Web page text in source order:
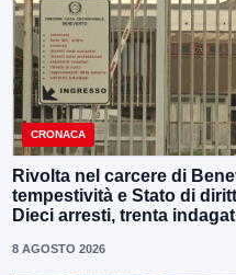
CRONACA
Rivolta nel carcere di
tempestività e Stato di
Dieci arresti, trenta
8 AGOSTO 2026